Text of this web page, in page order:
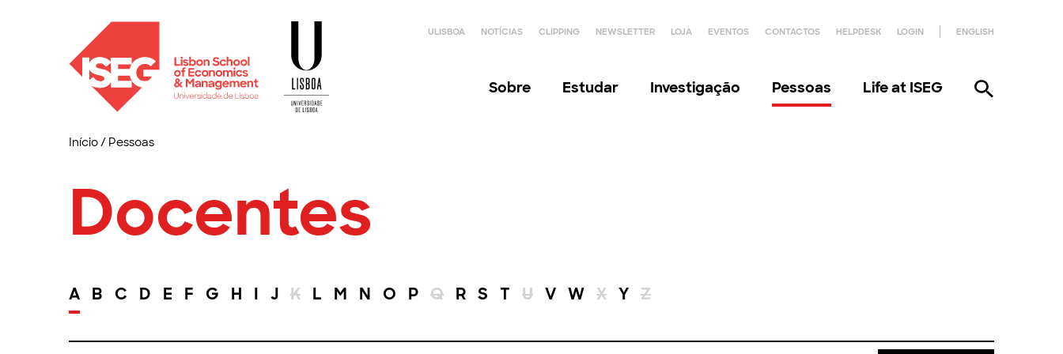
ULISBOA NOTÍCIAS CLIPPING NEWSLETTER LOJA EVENTOS CONTACTOS HELPDESK LOGIN ENGLISH
Sobre Estudar Investigação Pessoas Life at ISEG
Início/ Pessoas
Docentes
A B C D E F G H I J K L M N O P Q R S T U V W X Y Z